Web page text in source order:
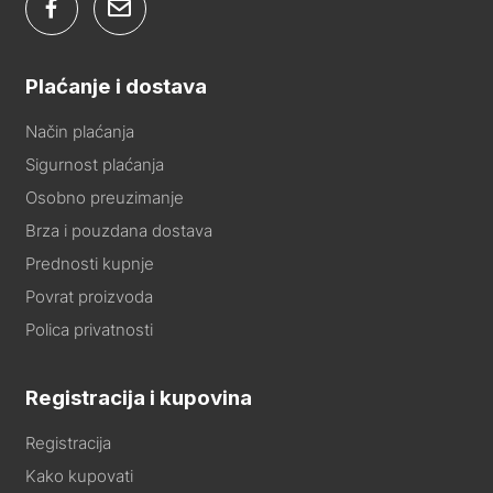
Plaćanje i dostava
Način plaćanja
Sigurnost plaćanja
Osobno preuzimanje
Brza i pouzdana dostava
Prednosti kupnje
Povrat proizvoda
Polica privatnosti
Registracija i kupovina
Registracija
Kako kupovati